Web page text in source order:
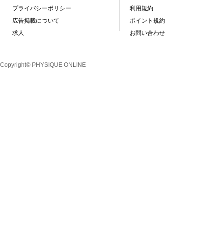
プライバシーポリシー
広告掲載について
求人
利用規約
ポイント規約
お問い合わせ
Copyright© PHYSIQUE ONLINE